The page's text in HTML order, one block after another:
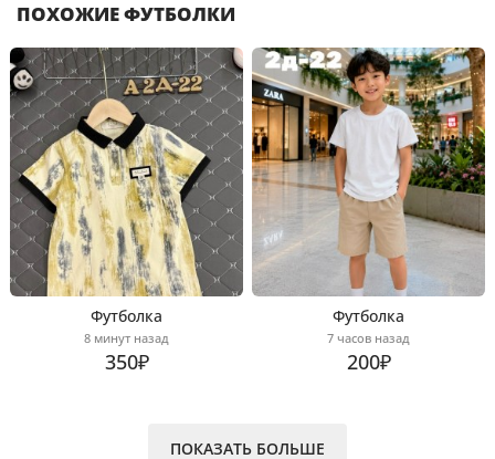
ПОХОЖИЕ ФУТБОЛКИ
Футболка
8 минут назад
350₽
Футболка
7 часов назад
200₽
ПОКАЗАТЬ БОЛЬШЕ